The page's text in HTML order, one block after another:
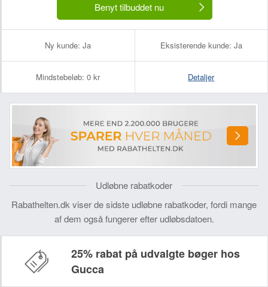
Benyt tilbuddet nu
Ny kunde: Ja Eksisterende kunde: Ja
Mindstebeløb: 0 kr Detaljer
Udløbne rabatkoder
Rabathelten.dk viser de sidste udløbne rabatkoder, fordi mange
af dem også fungerer efter udløbsdatoen.
25% rabat på udvalgte bøger hos
Gucca